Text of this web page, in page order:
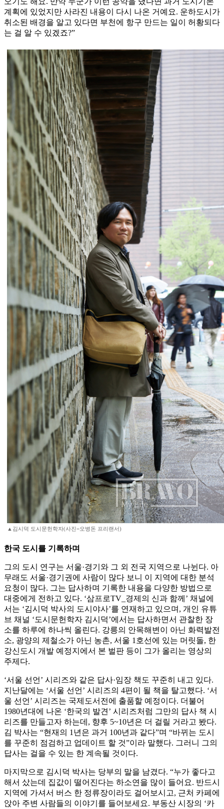
계획에 있었지만 사라진 내용이 다시 나온 거예요. 운하도시가
취소된 배경을 알고 있다면 부천에 항구 만드는 일이 허황되다
는 걸 알 수 있겠죠?”
▲김시덕 도시문헌학자(사진=오병돈 프리랜서)
한국 도시를 기록하며
그의 도시 연구는 서울·경기와 그 외 전국 지역으로 나뉜다. 아
무래도 서울·경기권에 사람이 많다 보니 이 지역에 대한 분석
요청이 많다. 그는 답사하며 기록한 내용을 다양한 방법으로
대중에게 전하고 있다. ‘삼프로TV_경제의 신과 함께’ 채널에
서는 ‘김시덕 박사의 도시야사’를 연재하고 있으며, 개인 유튜
브 채널 ‘도시문헌학자 김시덕’에서는 답사하면서 관찰한 장
소를 하루에 하나씩 올린다. 강릉의 안목해변이 아닌 화력발전
소, 광양의 제철소가 아닌 농촌, 서울 1호선에 있는 머릿돌, 한
강신도시 개발 예정지에서 본 벌판 등이 그가 올리는 영상의
주제다.
‘서울 선언’ 시리즈와 같은 답사·임장 책도 꾸준히 내고 있다.
지난달에는 ‘서울 선언’ 시리즈의 4편이 될 책을 탈고했다. ‘서
울 선언’ 시리즈는 국제도서전에 출품할 예정이다. 더불어
1980년대에 나온 ‘한국의 발견’ 시리즈처럼 그만의 답사 책 시
리즈를 만들고자 하는데, 향후 5~10년은 더 걸릴 거라고 봤다.
김 박사는 “현재의 1년은 과거 100년과 같다”며 “바뀌는 도시
를 꾸준히 점검하고 업데이트 할 것”이라 말했다. 그러니 그의
답사는 걸을 수 있는 한 계속될 것이다.
마지막으로 김시덕 박사는 당부의 말을 남겼다. “누가 좋다고
해서 샀는데 집값이 떨어진다는 하소연을 많이 들어요. 반드시
지역에 가셔서 버스 한 정류장이라도 걸어보시고, 근처 카페에
앉아 주변 사람들의 이야기를 들어보세요. 부동산 시장의 ‘카